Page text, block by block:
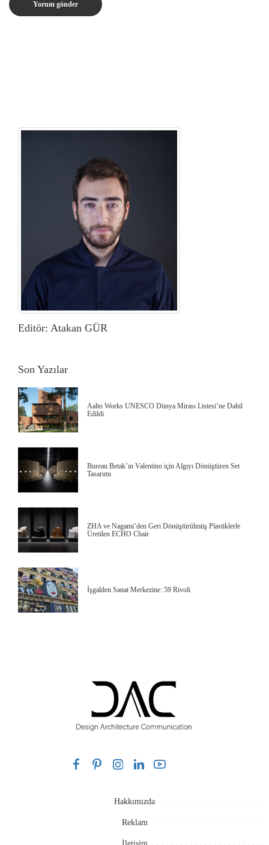
Editör: Atakan GÜR
Son Yazılar
Aalto Works UNESCO Dünya Mirası Listesi’ne Dahil
Edildi
Bureau Betak’ın Valentino için Algıyı Dönüştüren Set
Tasarımı
ZHA ve Nagami’den Geri Dönüştürülmüş Plastiklerle
Üretilen ECHO Chair
İşgalden Sanat Merkezine: 59 Rivoli
Hakkımızda
Reklam